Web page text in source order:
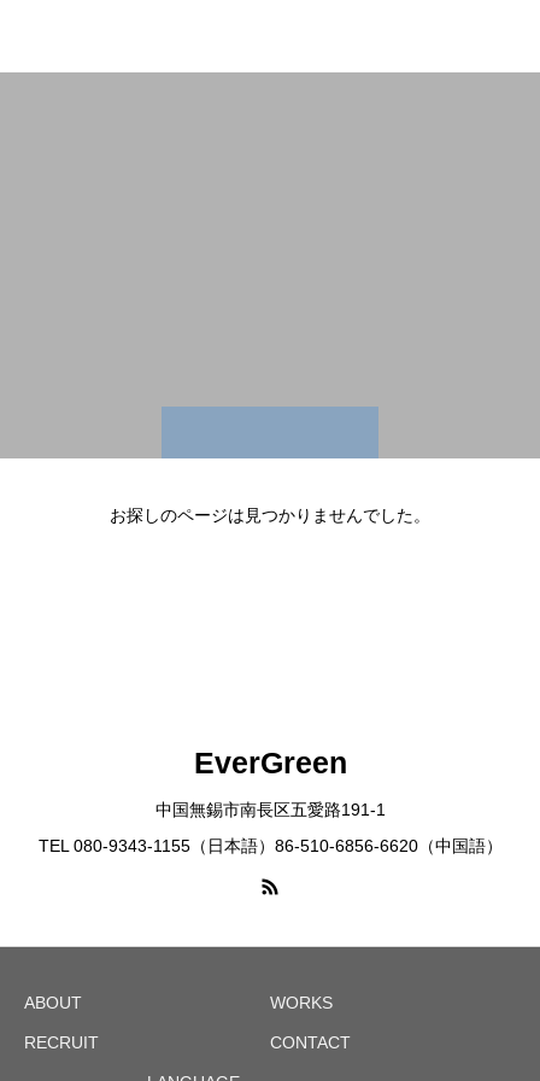
お探しのページは見つかりませんでした。
EverGreen
中国無錫市南長区五愛路191-1
TEL 080-9343-1155（日本語）86-510-6856-6620（中国語）
ABOUT WORKS
RECRUIT CONTACT